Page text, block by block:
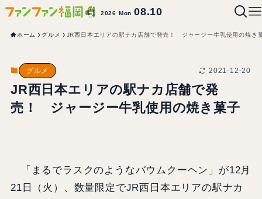
2026 Mon08.10
ホーム グルメ JR西日本エリアの駅ナカ店舗で発売！ ジャージー牛乳使用の焼き
グルメ 2021-12-20
JR西日本エリアの駅ナカ店舗で発
売！ ジャージー牛乳使用の焼き菓子
「まるでラスクのようなバウムクーヘン」が12月
21日（火）、数量限定でJR西日本エリアの駅ナカ